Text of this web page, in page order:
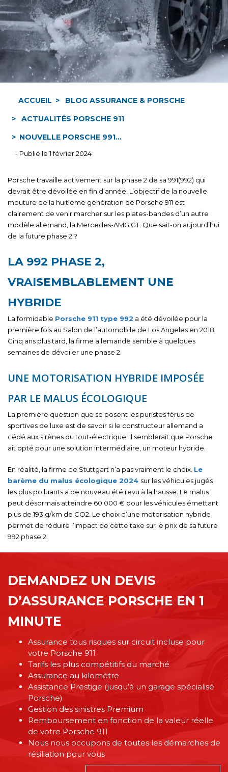
ACCUEIL
BLOG ASSURANCE & PORSCHE
ACTUALITÉS PORSCHE 911
NOUVELLE PORSCHE 991...
- Publié le 1 février 2024
Porsche travaille activement sur la phase 2 de sa 991(992) qui
devrait être dévoilée en fin d’année. L’objectif de la nouvelle
mouture de la huitième génération de Porsche 911 est
clairement de venir marcher sur les plates-bandes d’un autre
modèle allemand, la Mercedes-AMG GT. Que sait-on aujourd’hui
de la future phase 2 ?
LA 992 PHASE 2,
VRAISEMBLABLEMENT UNE
HYBRIDE
La formidable Porsche 911 type 992 a été dévoilée pour la
première fois au Salon de l’automobile de Los Angeles en 2018.
Cinq ans plus tard, la firme allemande semble à quelques
semaines de dévoiler une phase 2.
UNE MOTORISATION HYBRIDE IMPOSÉE
PAR LE MALUS ÉCOLOGIQUE
La première question que se posent les puristes férus de
sportives de luxe est de savoir si le constructeur allemand a
cédé aux sirènes du tout-électrique. Il semblerait que Porsche
ait opté pour une solution intermédiaire, un moteur hybride.
En réalité, la firme de Stuttgart n’a pas vraiment le choix. Le
barème du malus écologique 2024 sur les véhicules jugés
les plus polluants a de nouveau été revu à la hausse. Le malus
peut désormais atteindre 60 000 € pour les véhicules émettant
plus de 193 g/km de CO2. Le choix d’une motorisation hybride
permet de réduire l’impact de cette taxe sur le prix de sa future
992 phase 2.
DEMANDEZ UN DEVIS
D’ASSURANCE PORSCHE EN 1
MINUTE
Assurance tous risques sur circuit incluse pour
votre Porsche 911
Tarifs les plus compétitifs du marché
Assurance au kilomètre
Assistance Prestige (jusqu’à un garage spécialisé
Porsche)
Gestion des sinistres Premium
Remboursement en fonction de la valeur réelle
de votre Porsche 911
Nous nous occupons de toutes les démarches de
résiliation pour vous